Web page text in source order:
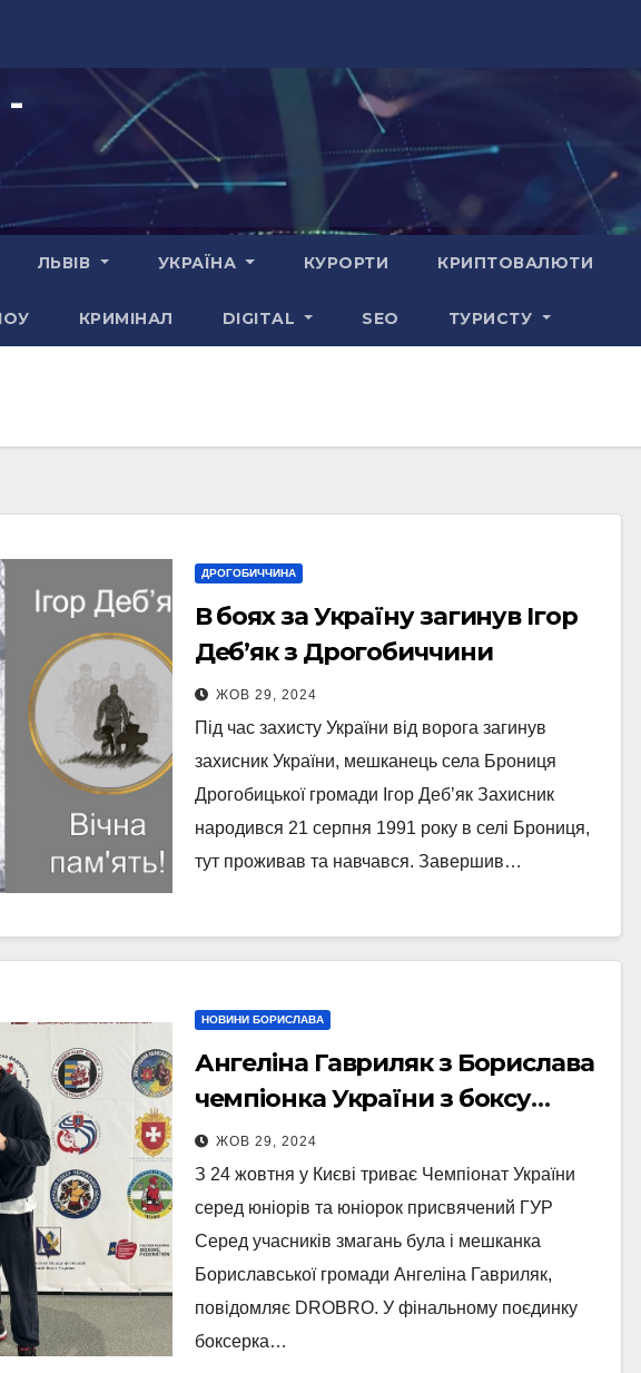
-
ЛЬВІВ УКРАЇНА КУРОРТИ КРИПТОВАЛЮТИ
КРИМІНАЛ DIGITAL SEO ТУРИСТУ
ДРОГОБИЧЧИНА
В боях за Україну загинув Ігор
Деб’як з Дрогобиччини
ЖОВ 29, 2024
Під час захисту України від ворога загинув
захисник України, мешканець села Брониця
Дрогобицької громади Ігор Деб’як Захисник
народився 21 серпня 1991 року в селі Брониця,
тут проживав та навчався. Завершив…
НОВИНИ БОРИСЛАВА
Ангеліна Гавриляк з Борислава
чемпіонка України з боксу
(Фото)
ЖОВ 29, 2024
З 24 жовтня у Києві триває Чемпіонат України
серед юніорів та юніорок присвячений ГУР
Серед учасників змагань була і мешканка
Бориславської громади Ангеліна Гавриляк,
повідомляє DROBRO. У фінальному поєдинку
боксерка…